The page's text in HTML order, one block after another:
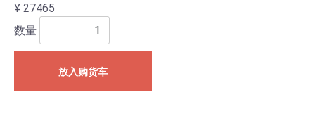
¥ 27465
数量
放入购货车